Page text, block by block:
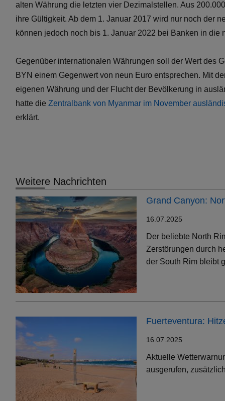
alten Währung die letzten vier Dezimalstellen. Aus
ihre Gültigkeit. Ab dem 1. Januar 2017 wird nur noch der
können jedoch noch bis 1. Januar 2022 bei Banken in die
Gegenüber internationalen Währungen soll der Wert des
BYN einem Gegenwert von neun Euro entsprechen. Mit
eigenen Währung und der Flucht der Bevölkerung in
hatte die Zentralbank von Myanmar im November
erklärt.
Weitere Nachrichten
Grand Canyon:
16.07.2025
Der beliebte North
Zerstörungen durch
der South Rim bleibt
Fuerteventura:
16.07.2025
Aktuelle
ausgerufen,